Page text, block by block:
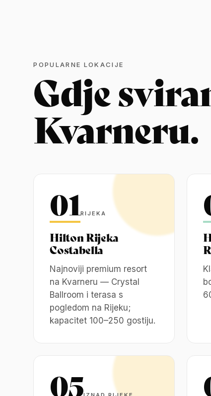
POPULARNE LOKACIJE
Gdje
Kvarneru.
01RIJEKA
Hilton Rijeka
Costabella
Najnoviji premium resort
na Kvarneru — Crystal
Ballroom i terasa s
pogledom na Rijeku;
kapacitet 100–250 gostiju.
05